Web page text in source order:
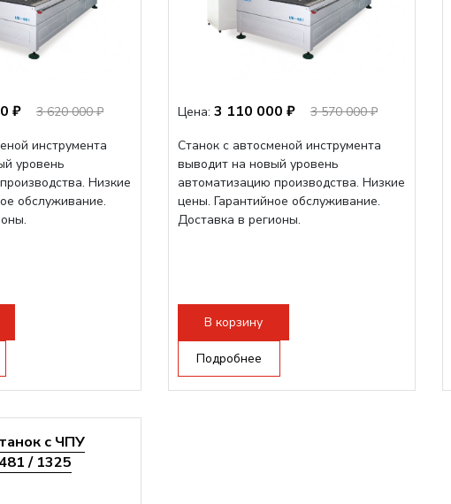
₽
3 620 000 ₽
инструмента
уровень
Низкие
обслуживание.
Цена: 3 110 000 ₽
3 570 000 ₽
Станок с автосменой инструмента
выводит на новый уровень
автоматизацию производства. Низкие
цены. Гарантийное обслуживание.
Доставка в регионы.
В корзину
Подробнее
с ЧПУ
/ 1325